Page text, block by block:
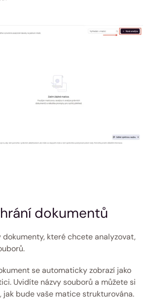
dokumentů
dokumenty, které chcete analyzovat,
se automaticky zobrazí jako
Uvidíte názvy souborů a můžete si
jak bude vaše matice strukturována.